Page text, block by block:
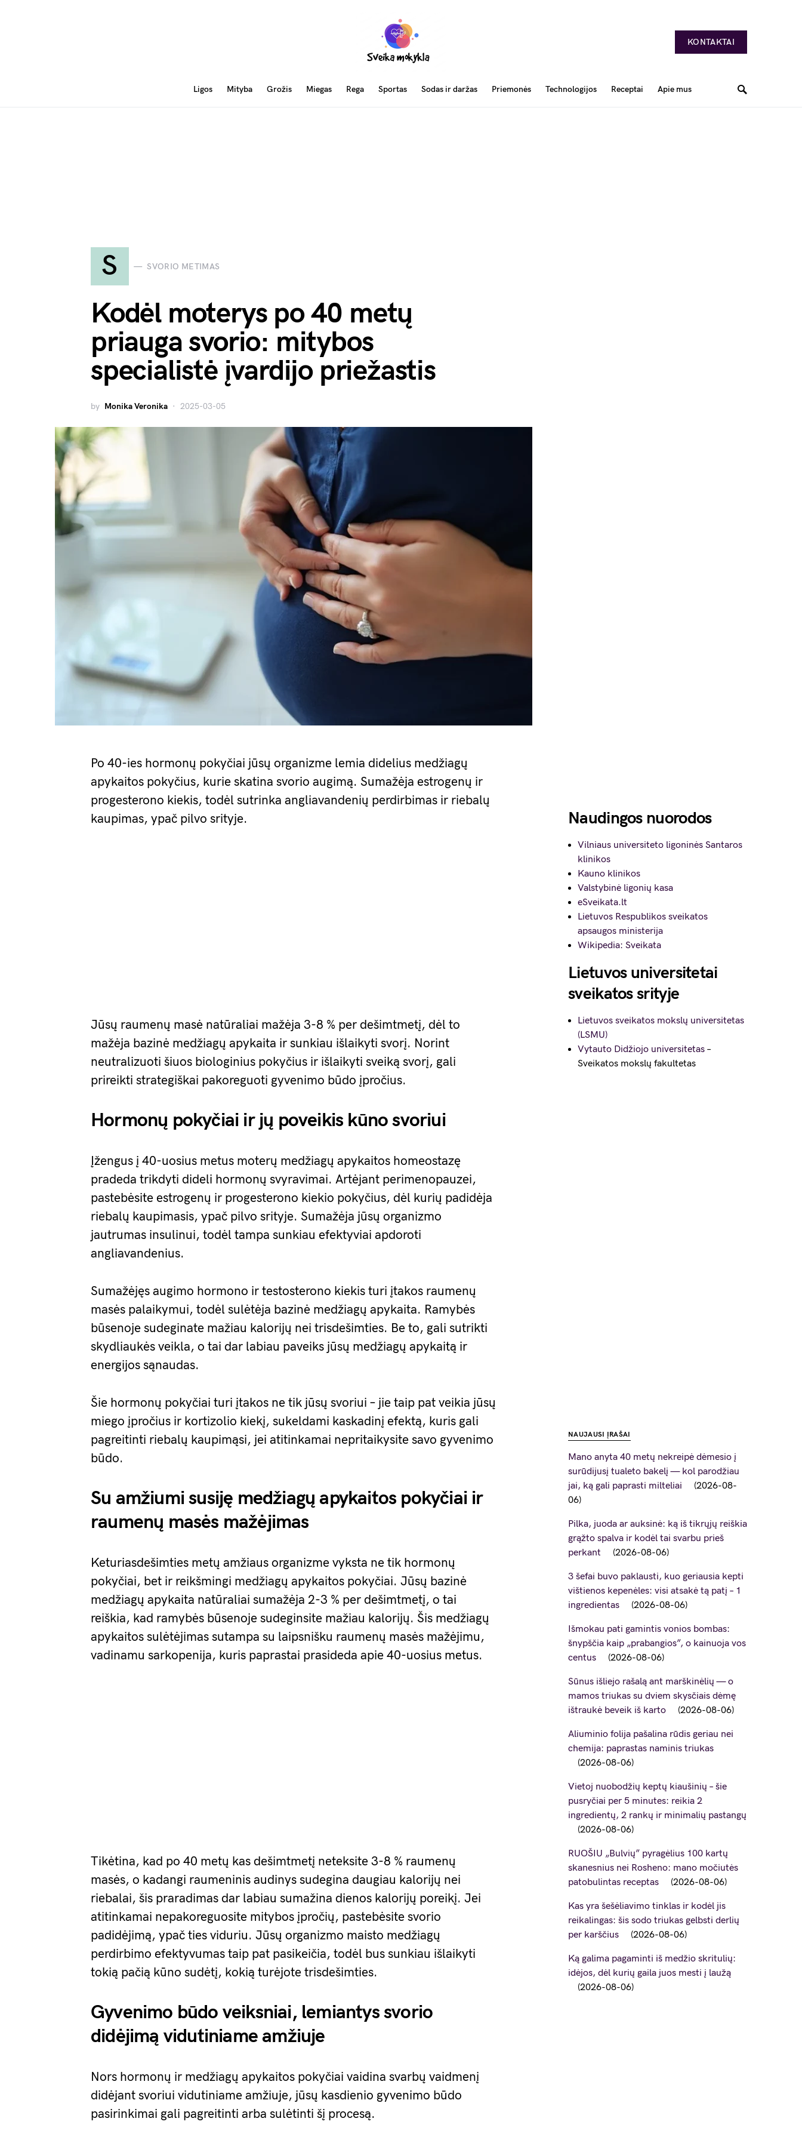
KONTAKTAI
Ligos Mityba Grožis Miegas Rega Sportas Sodas ir daržas Priemonės Technologijos Receptai Apie mus
S SVORIO METIMAS
Kodėl moterys po 40 metų
priauga svorio: mitybos
specialistė įvardijo priežastis
by Monika Veronika 2025-03-05
Po 40-ies hormonų pokyčiai jūsų organizme lemia didelius medžiagų
apykaitos pokyčius, kurie skatina svorio augimą. Sumažėja estrogenų ir
progesterono kiekis, todėl sutrinka angliavandenių perdirbimas ir riebalų
kaupimas, ypač pilvo srityje.
Jūsų raumenų masė natūraliai mažėja 3-8 % per dešimtmetį, dėl to
mažėja bazinė medžiagų apykaita ir sunkiau išlaikyti svorį. Norint
neutralizuoti šiuos biologinius pokyčius ir išlaikyti sveiką svorį, gali
prireikti strategiškai pakoreguoti gyvenimo būdo įpročius.
Hormonų pokyčiai ir jų poveikis kūno svoriui
Įžengus į 40-uosius metus moterų medžiagų apykaitos homeostazę
pradeda trikdyti dideli hormonų svyravimai. Artėjant perimenopauzei,
pastebėsite estrogenų ir progesterono kiekio pokyčius, dėl kurių padidėja
riebalų kaupimasis, ypač pilvo srityje. Sumažėja jūsų organizmo
jautrumas insulinui, todėl tampa sunkiau efektyviai apdoroti
angliavandenius.
Sumažėjęs augimo hormono ir testosterono kiekis turi įtakos raumenų
masės palaikymui, todėl sulėtėja bazinė medžiagų apykaita. Ramybės
būsenoje sudeginate mažiau kalorijų nei trisdešimties. Be to, gali sutrikti
skydliaukės veikla, o tai dar labiau paveiks jūsų medžiagų apykaitą ir
energijos sąnaudas.
Šie hormonų pokyčiai turi įtakos ne tik jūsų svoriui – jie taip pat veikia jūsų
miego įpročius ir kortizolio kiekį, sukeldami kaskadinį efektą, kuris gali
pagreitinti riebalų kaupimąsi, jei atitinkamai nepritaikysite savo gyvenimo
būdo.
Su amžiumi susiję medžiagų apykaitos pokyčiai ir
raumenų masės mažėjimas
Keturiasdešimties metų amžiaus organizme vyksta ne tik hormonų
pokyčiai, bet ir reikšmingi medžiagų apykaitos pokyčiai. Jūsų bazinė
medžiagų apykaita natūraliai sumažėja 2-3 % per dešimtmetį, o tai
reiškia, kad ramybės būsenoje sudeginsite mažiau kalorijų. Šis medžiagų
apykaitos sulėtėjimas sutampa su laipsnišku raumenų masės mažėjimu,
vadinamu sarkopenija, kuris paprastai prasideda apie 40-uosius metus.
Tikėtina, kad po 40 metų kas dešimtmetį neteksite 3-8 % raumenų
masės, o kadangi raumeninis audinys sudegina daugiau kalorijų nei
riebalai, šis praradimas dar labiau sumažina dienos kalorijų poreikį. Jei
atitinkamai nepakoreguosite mitybos įpročių, pastebėsite svorio
padidėjimą, ypač ties viduriu. Jūsų organizmo maisto medžiagų
perdirbimo efektyvumas taip pat pasikeičia, todėl bus sunkiau išlaikyti
tokią pačią kūno sudėtį, kokią turėjote trisdešimties.
Gyvenimo būdo veiksniai, lemiantys svorio
didėjimą vidutiniame amžiuje
Nors hormonų ir medžiagų apykaitos pokyčiai vaidina svarbų vaidmenį
didėjant svoriui vidutiniame amžiuje, jūsų kasdienio gyvenimo būdo
pasirinkimai gali pagreitinti arba sulėtinti šį procesą.
Naudingos nuorodos
Vilniaus universiteto ligoninės Santaros
klinikos
Kauno klinikos
Valstybinė ligonių kasa
eSveikata.lt
Lietuvos Respublikos sveikatos
apsaugos ministerija
Wikipedia: Sveikata
Lietuvos universitetai
sveikatos srityje
Lietuvos sveikatos mokslų universitetas
(LSMU)
Vytauto Didžiojo universitetas –
Sveikatos mokslų fakultetas
NAUJAUSI ĮRAŠAI
Mano anyta 40 metų nekreipė dėmesio į
surūdijusį tualeto bakelį — kol parodžiau
jai, ką gali paprasti milteliai
2026-08-
06
Pilka, juoda ar auksinė: ką iš tikrųjų reiškia
grąžto spalva ir kodėl tai svarbu prieš
perkant
2026-08-06
3 šefai buvo paklausti, kuo geriausia kepti
vištienos kepenėles: visi atsakė tą patį – 1
ingredientas
2026-08-06
Išmokau pati gamintis vonios bombas:
šnypščia kaip „prabangios”, o kainuoja vos
centus
2026-08-06
Sūnus išliejo rašalą ant marškinėlių — o
mamos triukas su dviem skysčiais dėmę
ištraukė beveik iš karto
2026-08-06
Aliuminio folija pašalina rūdis geriau nei
chemija: paprastas naminis triukas
2026-08-06
Vietoj nuobodžių keptų kiaušinių – šie
pusryčiai per 5 minutes: reikia 2
ingredientų, 2 rankų ir minimalių pastangų
2026-08-06
RUOŠIU „Bulvių” pyragėlius 100 kartų
skanesnius nei Rosheno: mano močiutės
patobulintas receptas
2026-08-06
Kas yra šešėliavimo tinklas ir kodėl jis
reikalingas: šis sodo triukas gelbsti derlių
per karščius
2026-08-06
Ką galima pagaminti iš medžio skritulių:
idėjos, dėl kurių gaila juos mesti į laužą
2026-08-06